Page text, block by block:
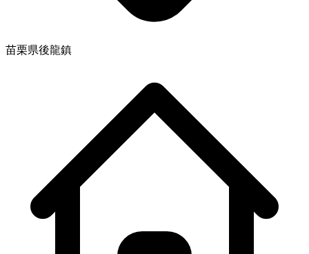
苗栗県後龍鎮